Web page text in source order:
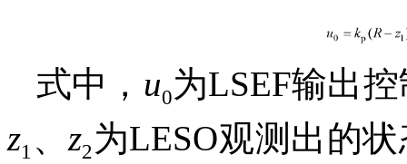
式中， u0为LSEF输出
z1 、z2为LESO观测出的